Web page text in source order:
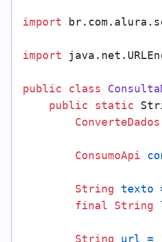
import
import
public class
public
static
ConverteDados
ConsumoApi
String texto
final
String
String url =